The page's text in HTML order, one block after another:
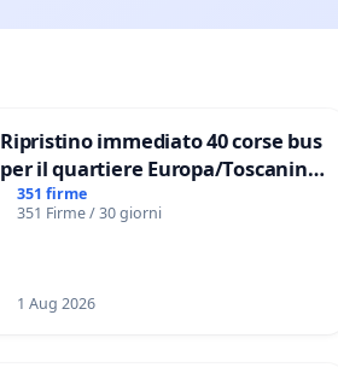
Ripristino immediato 40 corse bus
per il quartiere Europa/Toscanini
di Aprilia
351 firme
351 Firme / 30 giorni
1 Aug 2026